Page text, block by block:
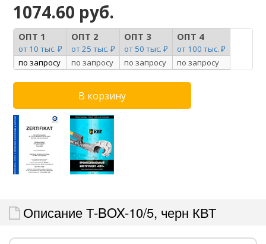
1074.60 руб.
ОПТ 1
от 10 тыс. ₽
ОПТ 2
от 25 тыс. ₽
ОПТ 3
от 50 тыс. ₽
ОПТ 4
от 100 тыс. ₽
по запросу
по запросу по запросу по запросу
Описание Т-BOX-10/5, черн КВТ